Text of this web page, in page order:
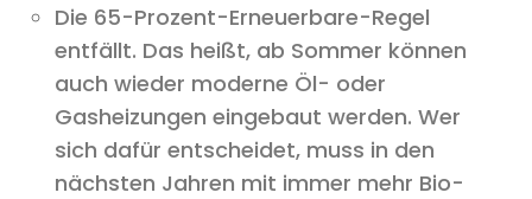
Die 65-Prozent-Erneuerbare-Regel
entfällt. Das heißt, ab Sommer können
auch wieder moderne Öl- oder
Gasheizungen eingebaut werden. Wer
sich dafür entscheidet, muss in den
nächsten Jahren mit immer mehr Bio-